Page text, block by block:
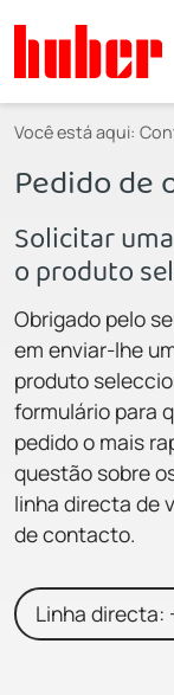
Você está aqui:
Pedido de
Solicitar
o produto
Obrigado pelo
em enviar-lhe
produto
formulário para
pedido o mais
questão sobre
linha directa de
de contacto.
Linha directa: